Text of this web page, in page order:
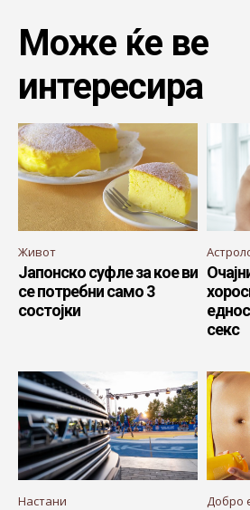
Може ќе ве
интересира
Живот
Јапонско суфле за кое ви
се потребни само 3
состојки
секс
Настани Добро